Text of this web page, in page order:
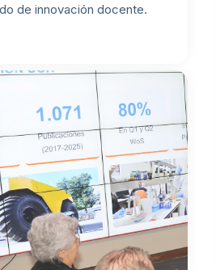
de innovación docente.